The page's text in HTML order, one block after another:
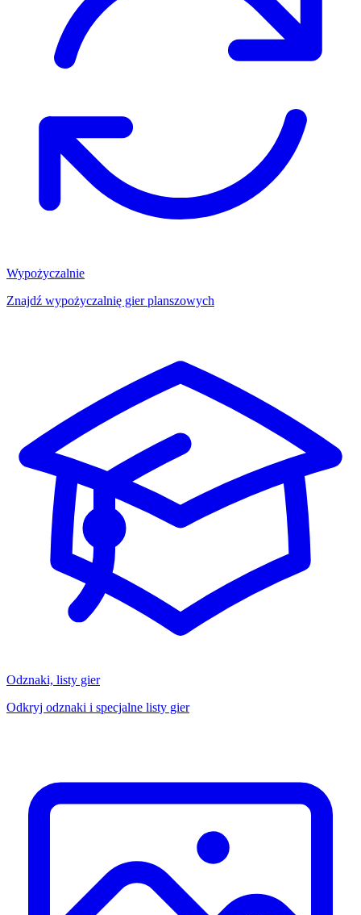
Wypożyczalnie
Znajdź wypożyczalnię gier planszowych
Odznaki, listy gier
Odkryj odznaki i specjalne listy gier